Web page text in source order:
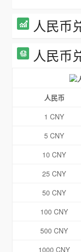
人民币
人民币
人民币
1 CNY
5 CNY
10 CNY
25 CNY
50 CNY
100 CNY
500 CNY
1000 CNY